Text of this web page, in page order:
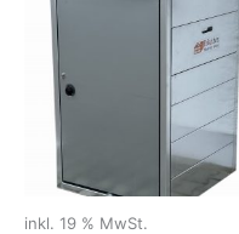
inkl. 19 % MwSt.